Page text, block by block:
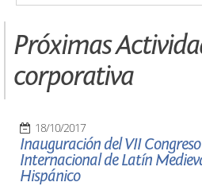
Próximas
corporativa
18/10/2017
Inauguración del VII Congreso
Internacional de Latín
Hispánico